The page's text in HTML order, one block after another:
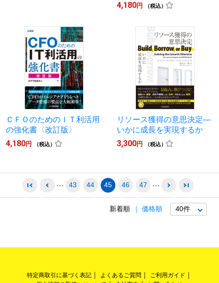
4,180円 （税込）
ＣＦＯのためのＩＴ利活用
の強化書〈改訂版〉
4,180円 （税込）
リソース獲得の意思決定―
いかに成長を実現するか
3,300円 （税込）
43 44 45 46 47
新着順 価格順
特定商取引に基づく表記 よくあるご質問
ご利用ガイド